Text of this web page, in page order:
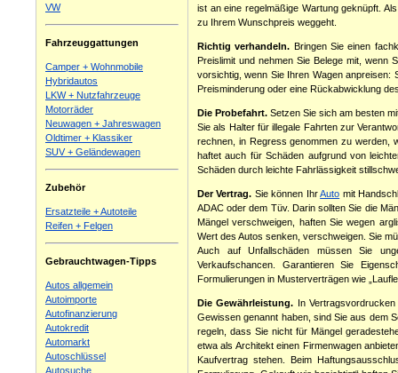
VW
Fahrzeuggattungen
Camper + Wohnmobile
Hybridautos
LKW + Nutzfahrzeuge
Motorräder
Neuwagen + Jahreswagen
Oldtimer + Klassiker
SUV + Geländewagen
Zubehör
Ersatzteile + Autoteile
Reifen + Felgen
Gebrauchtwagen-Tipps
Autos allgemein
Autoimporte
Autofinanzierung
Autokredit
Automarkt
Autoschlüssel
Autosuche
ist an eine regelmäßige Wartung geknüpft.
zu Ihrem Wunschpreis weggeht.
Richtig verhandeln. Bringen Sie einen
Preislimit und nehmen Sie Belege mit,
vorsichtig, wenn Sie Ihren Wagen anpreisen:
Preisminderung oder eine Rückabwicklung
Die Probefahrt. Setzen Sie sich am besten
Sie als Halter für illegale Fahrten zur
rechnen, in Regress genommen zu werden,
haftet auch für Schäden aufgrund von
Schäden durch leichte Fahrlässigkeit
Der Vertrag. Sie können IhrAuto mit
ADAC oder dem Tüv. Darin sollten Sie die
Mängel verschweigen, haften Sie wegen
Wert des Autos senken, verschweigen. Sie
Auch auf Unfallschäden müssen Sie
Verkaufschancen. Garantieren Sie
Formulierungen in Musterverträgen wie
Die Gewährleistung. In
Gewissen genannt haben, sind Sie aus dem
regeln, dass Sie nicht für Mängel
etwa als Architekt einen Firmenwagen
Kaufvertrag stehen. Beim